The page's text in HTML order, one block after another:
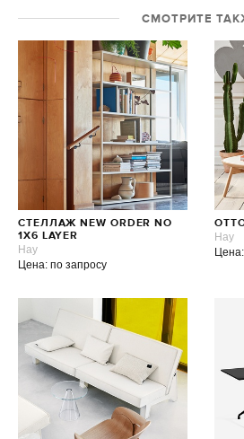
СМОТРИТЕ
СТЕЛЛАЖ NEW ORDER NO
1X6 LAYER
Hay
Цена: по запросу
Hay